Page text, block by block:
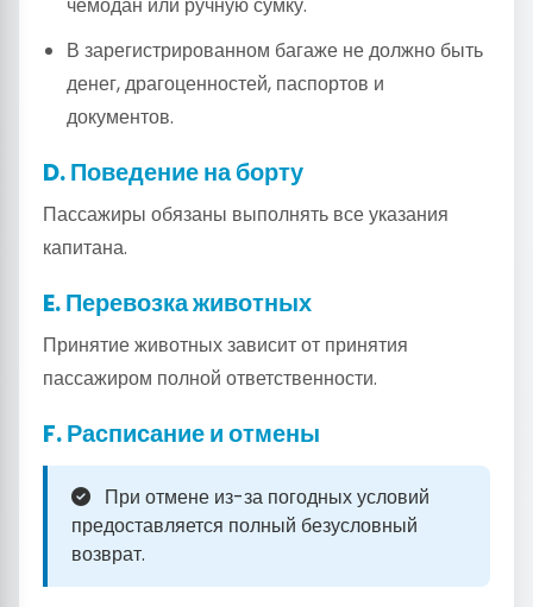
В зарегистрированном багаже не должно быть
денег, драгоценностей, паспортов и
документов.
D. Поведение на борту
Пассажиры обязаны выполнять все указания
капитана.
E. Перевозка животных
Принятие животных зависит от принятия
пассажиром полной ответственности.
F. Расписание и отмены
При отмене из-за погодных условий
предоставляется полный безусловный
возврат.